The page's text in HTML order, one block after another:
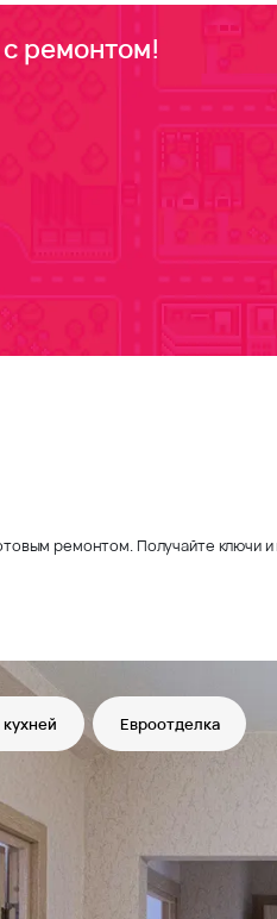
ремонтом!
ремонтом. Получайте ключи
Евроотделка